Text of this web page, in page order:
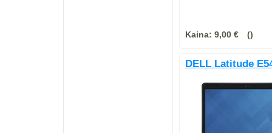
Kaina: 9,00 €
DELL Latitude